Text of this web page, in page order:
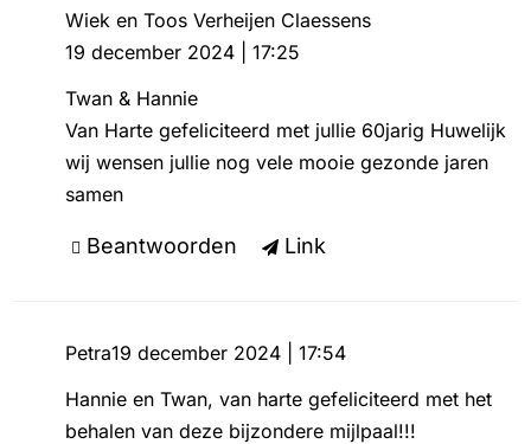
Wiek en Toos Verheijen Claessens
19 december 2024 | 17:25
Twan & Hannie
Van Harte gefeliciteerd met jullie 60jarig Huwelijk
wij wensen jullie nog vele mooie gezonde jaren
samen
Beantwoorden Link
Petra19 december 2024 | 17:54
Hannie en Twan, van harte gefeliciteerd met het
behalen van deze bijzondere mijlpaal!!!